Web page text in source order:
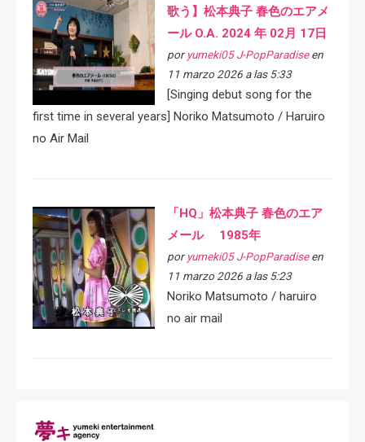
歌う】松本典子 春色のエアメ
ール O.A. 2024 年 02月 17日
por yumeki05 J-PopParadiseen
11 marzo 2026 a las 5:33
[Singing debut song for the
first time in several years] Noriko Matsumoto / Haruiro
no Air Mail
「HQ」松本典子 春色のエア
メール 1985年
por yumeki05 J-PopParadiseen
11 marzo 2026 a las 5:23
Noriko Matsumoto / haruiro
no air mail